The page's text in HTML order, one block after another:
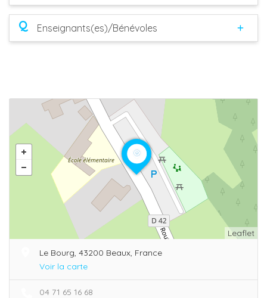
Q Enseignants(es)/Bénévoles
Leaflet
Le Bourg, 43200 Beaux, France
Voir la carte
04 71 65 16 68